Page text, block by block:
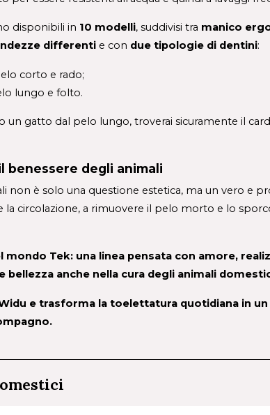
disponibili in 10 modelli, suddivisi tra manico
differenti e con due tipologie di dentini:
corto e rado;
lungo e folto.
un gatto dal pelo lungo, troverai sicuramente il
benessere degli animali
la circolazione, a rimuovere il pelo morto e lo
mondo Tek: una linea pensata con amore,
bellezza anche nella cura degli animali
e trasforma la toelettatura quotidiana in